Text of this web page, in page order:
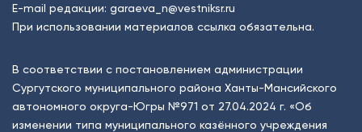
E-mail редакции: garaeva_n@vestniksr.ru
При использовании материалов ссылка обязательна.
В соответствии с постановлением администрации
Сургутского муниципального района Ханты-Мансийского
автономного округа-Югры №971 от 27.04.2024 г. «Об
изменении типа муниципального казённого учреждения